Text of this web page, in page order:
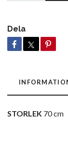
Dela
STORLEK 70 cm